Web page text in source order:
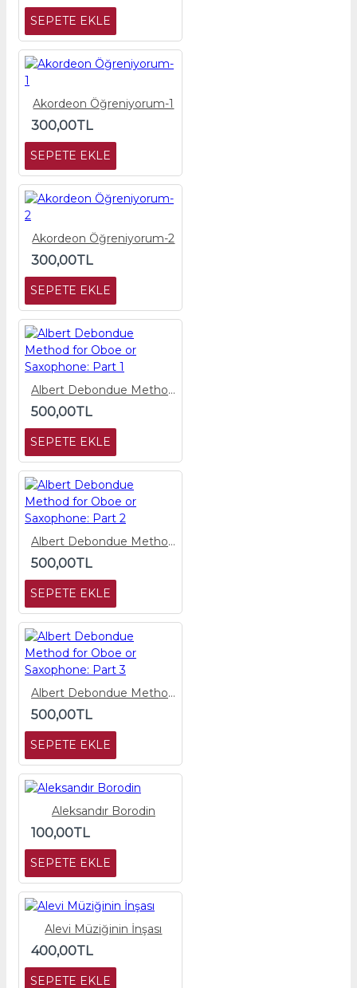
SEPETE EKLE
Akordeon Öğreniyorum-1
300,00TL
SEPETE EKLE
Akordeon Öğreniyorum-2
300,00TL
SEPETE EKLE
Albert Debondue Method for Oboe or Saxophone: Part 1
500,00TL
SEPETE EKLE
Albert Debondue Method for Oboe or Saxophone: Part 2
500,00TL
SEPETE EKLE
Albert Debondue Method for Oboe or Saxophone: Part 3
500,00TL
SEPETE EKLE
Aleksandır Borodin
100,00TL
SEPETE EKLE
Alevi Müziğinin İnşası
400,00TL
SEPETE EKLE